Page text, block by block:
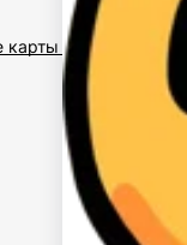
карты $2,5